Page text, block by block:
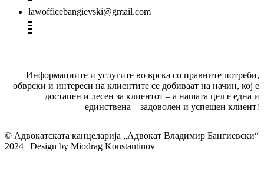
lawofficebangievski@gmail.com
Информациите и услугите во врска со правните потреби,
обврски и интереси на клиентите се добиваат на начин, кој е
достапен и лесен за клиентот – а нашата цел е една и
единствена – задоволен и успешен клиент!
© Адвокатската канцеларија „Адвокат Владимир Бангиевски“
2024 | Design by Miodrag Konstantinov